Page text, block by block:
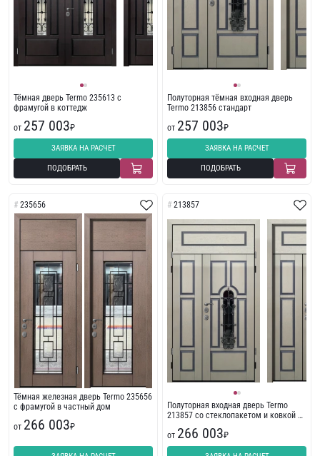
Тёмная дверь Termo 235613 с
фрамугой в коттедж
от 257 003₽
ЗАЯВКА НА РАСЧЕТ
ПОДОБРАТЬ
Полуторная тёмная входная дверь
Termo 213856 стандарт
от 257 003₽
ЗАЯВКА НА РАСЧЕТ
ПОДОБРАТЬ
235656
Тёмная железная дверь Termo 235656
с фрамугой в частный дом
от 266 003₽
213857
Полуторная входная дверь Termo
213857 со стеклопакетом и ковкой в
от 266 003₽